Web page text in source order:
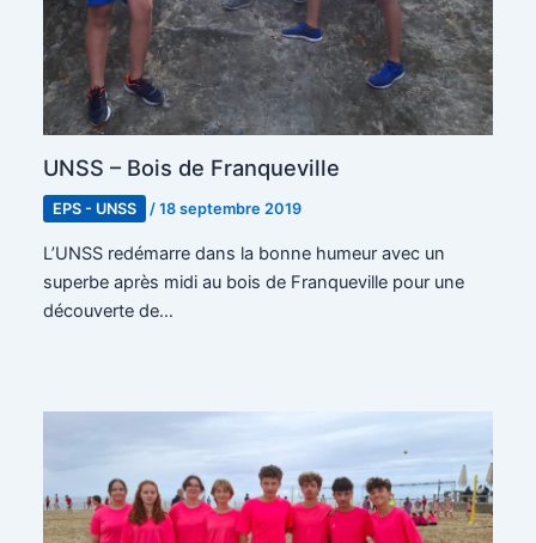
UNSS – Bois de Franqueville
EPS - UNSS /18 septembre 2019
L’UNSS redémarre dans la bonne humeur avec un
superbe après midi au bois de Franqueville pour une
découverte de…